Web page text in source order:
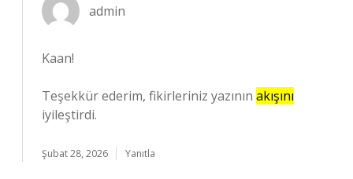
admin
Kaan!
Teşekkür ederim, fikirleriniz yazının akışını
iyileştirdi.
Şubat 28, 2026 Yanıtla